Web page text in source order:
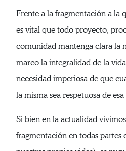
Frente a la fragmentación a la
es vital que todo proyecto,
comunidad mantenga clara la
marco la integralidad de la
necesidad imperiosa de que
la misma sea respetuosa de
Si bien en la actualidad
fragmentación en todas partes